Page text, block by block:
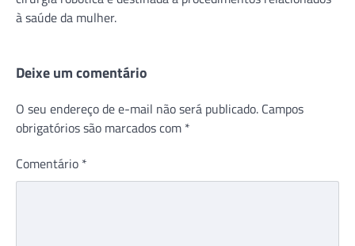
à saúde da mulher.
Deixe um comentário
O seu endereço de e-mail não será publicado. Campos
obrigatórios são marcados com *
Comentário *